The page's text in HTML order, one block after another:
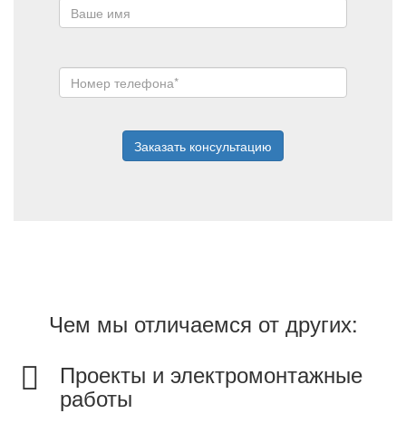
Заказать консультацию
Чем мы отличаемся от других:
Проекты и электромонтажные
работы